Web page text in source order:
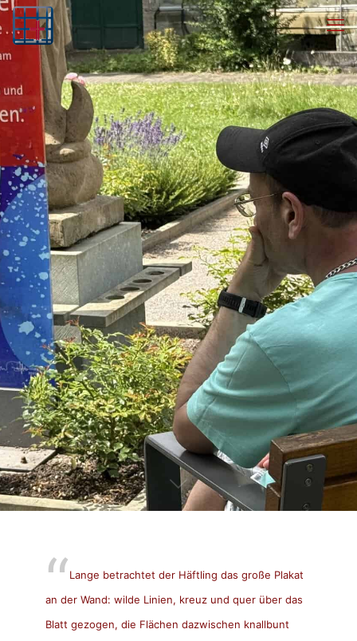
Lange betrachtet der Häftling das große Plakat
an der Wand: wilde Linien, kreuz und quer über das
Blatt gezogen, die Flächen dazwischen knallbunt